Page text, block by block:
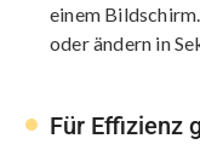
einem
oder ändern in
Für Effizienz